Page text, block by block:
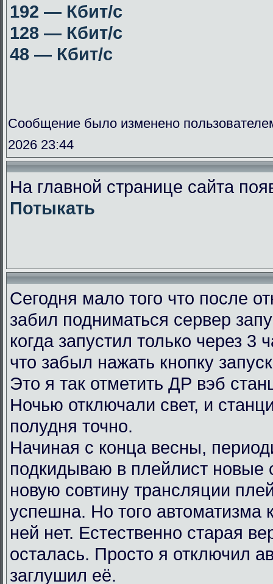
192 — Кбит/с
128 — Кбит/с
48 — Кбит/с
Сообщение было изменено
2026 23:44
На главной странице сайта
Потыкать
Сегодня мало того что после
забил подниматься сервер
когда запустил только через 3
что забыл нажать кнопку
Это я так отметить ДР вэб
Ночью отключали свет, и
полудня точно.
Начиная с конца весны,
подкидываю в плейлист новые
новую совтину трансляции
успешна. Но того автоматизма
ней нет. Естественно старая
осталась. Просто я отключил
заглушил её.